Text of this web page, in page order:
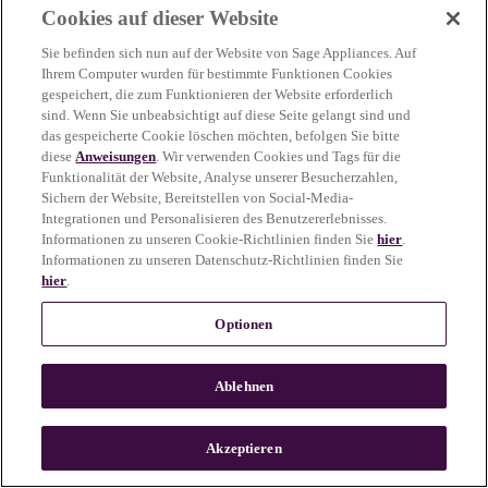
more information)
n
Cookies auf dieser Website
Sie befinden sich nun auf der Website von Sage Appliances. Auf
Ihrem Computer wurden für bestimmte Funktionen Cookies
gespeichert, die zum Funktionieren der Website erforderlich
sind. Wenn Sie unbeabsichtigt auf diese Seite gelangt sind und
das gespeicherte Cookie löschen möchten, befolgen Sie bitte
dieseAnweisungen. Wir verwenden Cookies und Tags für die
Funktionalität der Website, Analyse unserer Besucherzahlen,
Sichern der Website, Bereitstellen von Social-Media-
Integrationen und Personalisieren des Benutzererlebnisses.
Informationen zu unseren Cookie-Richtlinien finden Siehier.
Informationen zu unseren Datenschutz-Richtlinien finden Sie
hier.
Optionen
Ablehnen
Akzeptieren